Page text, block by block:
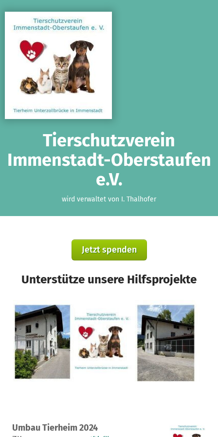
Tierschutzverein
Immenstadt-Oberstaufen
e.V.
wird verwaltet von I. Thalhofer
Jetzt spenden
Unterstütze unsere Hilfsprojekte
Umbau Tierheim 2024
Ein Projekt in Immenstadt im Allgäu, Deutschland